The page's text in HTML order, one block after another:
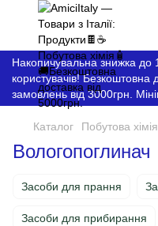
Накопичувальна знижка до
користувачів!
замовлень від 3000грн.
Каталог Побутова хімія
Вологопоглинач
Засоби для прання
Засоби для прибирання